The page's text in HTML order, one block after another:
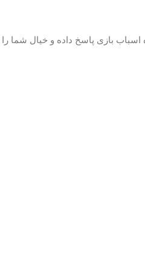
بازی پاسخ داده و خیال شما را